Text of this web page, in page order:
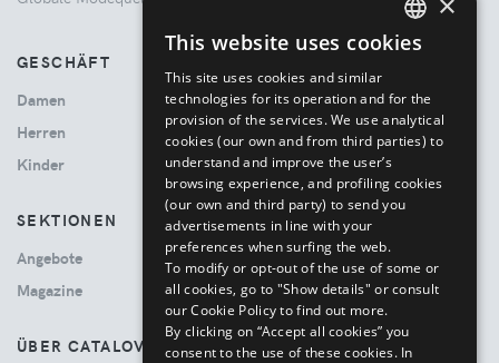
GESCHÄFT
Damen
Herren
Kinder
SEKTIONEN
Angebote
Magazine
ÜBER CATALOVE
ENGLISH
This website uses cookies
This site uses cookies and similar
technologies for its operation and for the
provision of the services. We use analytical
cookies (our own and from third parties) to
understand and improve the user’s
browsing experience, and profiling cookies
(our own and third party) to send you
advertisements in line with your
preferences when surfing the web.
To modify or opt-out of the use of some or
all cookies, go to "Show details" or consult
our Cookie Policy to find out more.
By clicking on “Accept all cookies” you
consent to the use of these cookies. In